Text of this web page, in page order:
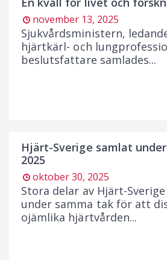
november 13, 2025
Sjukvårdsministern,
hjärtkärl- och
beslutsfattare samlades...
Hjärt-Sverige samlat
2025
oktober 30, 2025
Stora delar av Hjärt-
under samma tak för att
ojämlika hjärtvården...